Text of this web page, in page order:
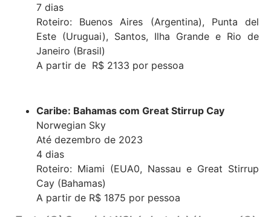
7 dias
Roteiro: Buenos Aires (Argentina), Punta del
Este (Uruguai), Santos, Ilha Grande e Rio de
Janeiro (Brasil)
A partir de R$ 2133 por pessoa
Caribe: Bahamas com Great Stirrup Cay
Norwegian Sky
Até dezembro de 2023
4 dias
Roteiro: Miami (EUA0, Nassau e Great Stirrup
Cay (Bahamas)
A partir de R$ 1875 por pessoa